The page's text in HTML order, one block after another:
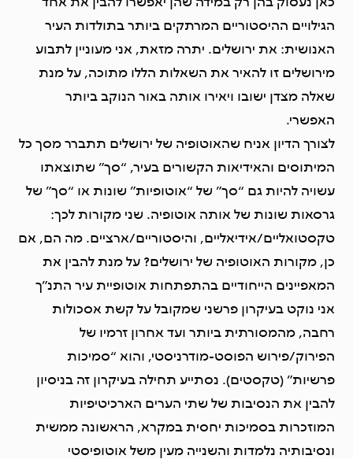
הגילויים ההיסטוריים המרתקים ביותר בתולדות העיר
האנושית: את ירושלים. יתרה מזאת, אני מעוניין לתבוע
מירושלים זו להאיר את השאלות הללו מתוכה, על מנת
שאלה מצדן ישובו ויאירו אותה באור הנוקב ביותר
האפשרי.
לצורך הדיון אניח שהאוטופיה של ירושלים תתברר מסך כל
המיתוסים והאידיאות הקשורים בעיר, “סך” שתוצאתו
עשויה להיות גם “סך” של “אוטופיות” שונות או “סך” של
גרסאות שונות של אותה אוטופיה. שני מקורות לכך:
טקסטואליים/אידיאליים, והיסטוריים/ארציים. מה הם, אם
כן, מקורות האוטופיה של ירושלים? על מנת להבין את
המאפיינים הייחודיים בהתפתחות אוטופיית עיר התנ”ך
אני נוקט בעיקרון פרשני שמקובל על קשת אסכולות
רחבה, מהמסורתית ביותר ועד אחרון זרמיו של
הפירוק/פירוש הפוסט-מודרניסטי, והוא “סמיכות
פרשיות” (טקסטים). נסתייע תחילה בעיקרון זה בניסיון
להבין את הנסיבות של שתי הערים הארכיטיפיות
המוזכרות בסמיכות יחסית במקרא, הראשונה ממשית
ונסיבותיה נלמדות והשנייה מעין משל אוטופיסטי